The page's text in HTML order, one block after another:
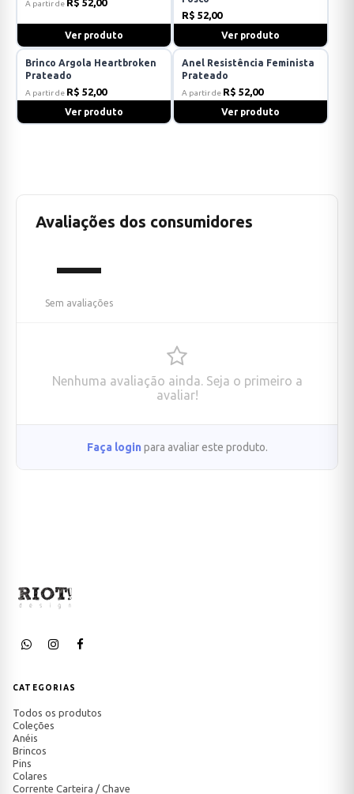
A partir de R$ 52,00
Ver produto
R$ 52,00
Ver produto
Brinco Argola Heartbroken
Prateado
A partir de R$ 52,00
Ver produto
Anel Resistência Feminista
Prateado
A partir de R$ 52,00
Ver produto
Avaliações dos consumidores
—
Sem avaliações
Nenhuma avaliação ainda. Seja o primeiro a
avaliar!
Faça login para avaliar este produto.
CATEGORIAS
Todos os produtos
Coleções
Anéis
Brincos
Pins
Colares
Corrente Carteira / Chave